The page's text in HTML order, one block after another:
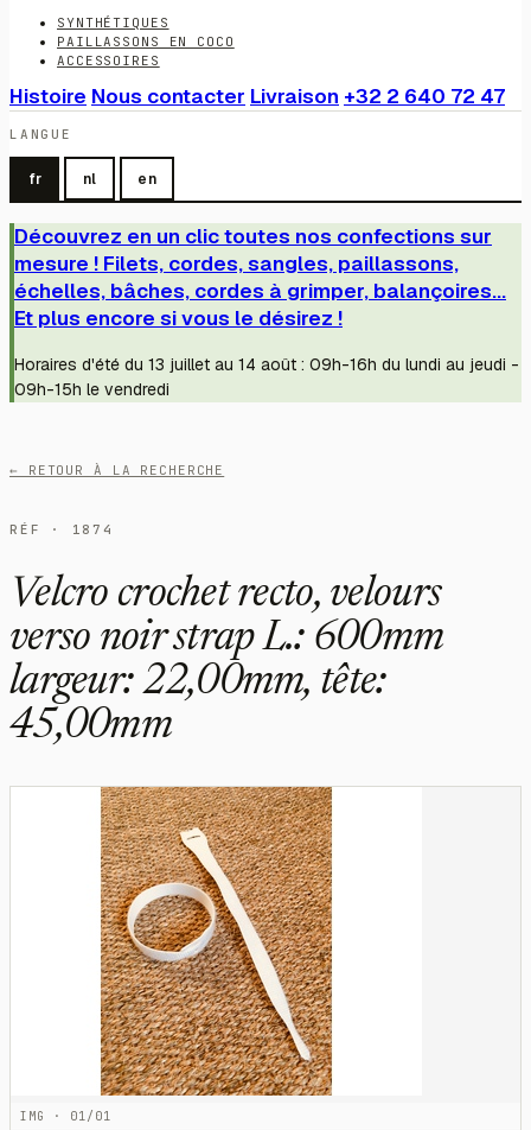
SYNTHÉTIQUES
PAILLASSONS EN COCO
ACCESSOIRES
Histoire Nous contacter Livraison +32 2 640 72 47
LANGUE
fr nl en
Découvrez en un clic toutes nos confections sur
mesure ! Filets, cordes, sangles, paillassons,
échelles, bâches, cordes à grimper, balançoires...
Et plus encore si vous le désirez !
Horaires d'été du 13 juillet au 14 août : 09h-16h du lundi au jeudi -
09h-15h le vendredi
← RETOUR À LA RECHERCHE
RÉF · 1874
Velcro crochet recto, velours
verso noir strap L.: 600mm
largeur: 22,00mm, tête:
45,00mm
IMG · 01/01